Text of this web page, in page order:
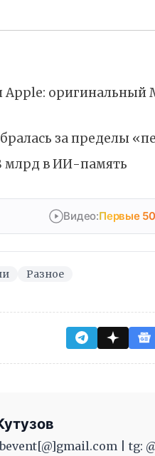
Apple:
за пределы
млрд в ИИ-память
Видео:Первые
Разное
| tg: